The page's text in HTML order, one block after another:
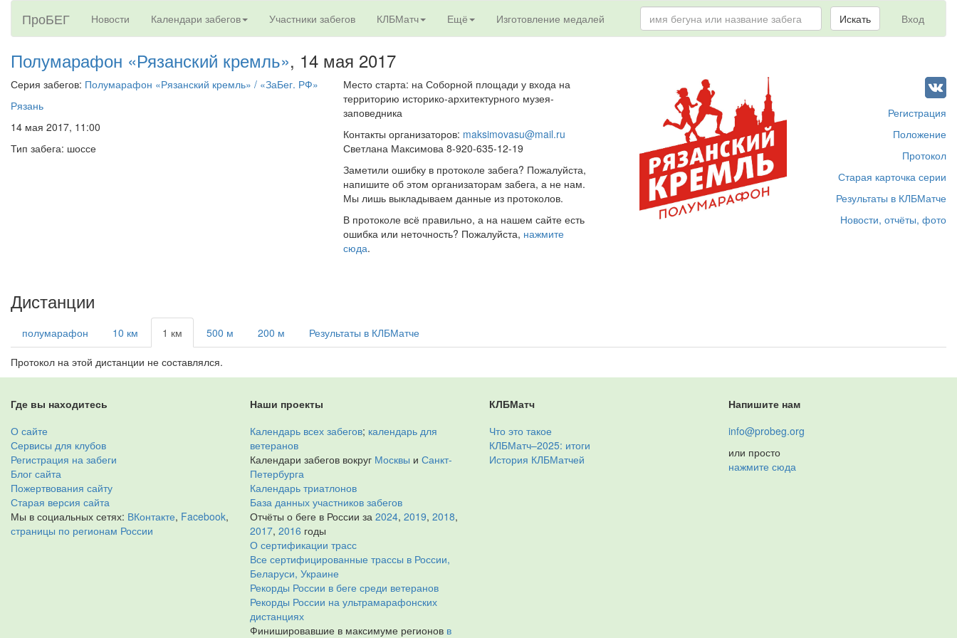
ПроБЕГ Новости Календари забегов Участники забегов КЛБМатч Ещё Изготовление медалей Вход
Искать
Полумарафон «Рязанский кремль», 14 мая 2017
Серия забегов: Полумарафон «Рязанский кремль» / «ЗаБег. РФ»
Рязань
14 мая 2017, 11:00
Тип забега: шоссе
Место старта: на Соборной площади у входа на
территорию историко-архитектурного музея-
заповедника
Контакты организаторов: maksimovasu@mail.ru
Светлана Максимова 8-920-635-12-19
Заметили ошибку в протоколе забега? Пожалуйста,
напишите об этом организаторам забега, а не нам.
Мы лишь выкладываем данные из протоколов.
В протоколе всё правильно, а на нашем сайте есть
ошибка или неточность? Пожалуйста, нажмите
сюда.
Регистрация
Положение
Протокол
Старая карточка серии
Результаты в КЛБМатче
Новости, отчёты, фото
Дистанции
полумарафон 10 км 1 км 500 м 200 м Результаты в КЛБМатче
Протокол на этой дистанции не составлялся.
Где вы находитесь
О сайте
Сервисы для клубов
Регистрация на забеги
Блог сайта
Пожертвования сайту
Старая версия сайта
Мы в социальных сетях: ВКонтакте, Facebook,
страницы по регионам России
Наши проекты
Календарь всех забегов; календарь для
ветеранов
Календари забегов вокруг Москвы и Санкт-
Петербурга
Календарь триатлонов
База данных участников забегов
Отчёты о беге в России за 2024, 2019, 2018,
2017, 2016 годы
О сертификации трасс
Все сертифицированные трассы в России,
Беларуси, Украине
Рекорды России в беге среди ветеранов
Рекорды России на ультрамарафонских
дистанциях
Финишировавшие в максимуме регионов в
КЛБМатч
Что это такое
КЛБМатч–2025: итоги
История КЛБМатчей
Напишите нам
info@probeg.org
или просто
нажмите сюда